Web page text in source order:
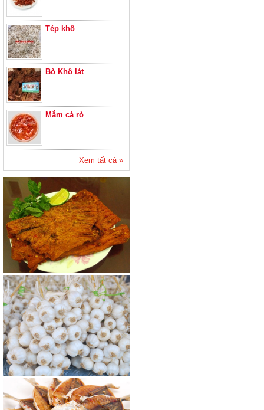
Tép khô
Bò Khô lát
Mắm cá rò
Xem tất cả »